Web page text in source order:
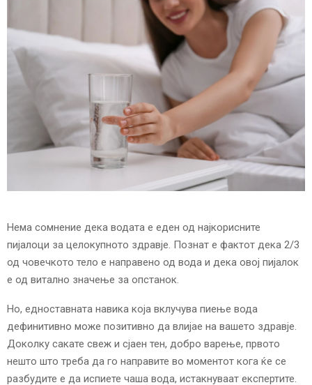
R
Y
Нема сомнение дека водата е еден од најкорисните
пијалоци за целокупното здравје. Познат е фактот дека 2/3
од човечкото тело е направено од вода и дека овој пијалок
е од витално значење за опстанок.
Но, едноставната навика која вклучува пиење вода
дефинитивно може позитивно да влијае на вашето здравје.
Доколку сакате свеж и сјаен тен, добро варење, првото
нешто што треба да го направите во моментот кога ќе се
разбудите е да испиете чаша вода, истакнуваат експертите.